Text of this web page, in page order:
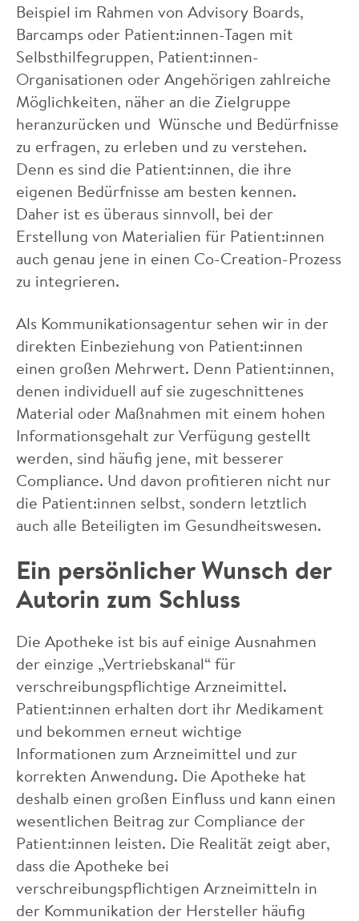
Beispiel im Rahmen von Advisory Boards,
Barcamps oder Patient:innen-Tagen mit
Selbsthilfegruppen, Patient:innen-
Organisationen oder Angehörigen zahlreiche
Möglichkeiten, näher an die Zielgruppe
heranzurücken und Wünsche und Bedürfnisse
zu erfragen, zu erleben und zu verstehen.
Denn es sind die Patient:innen, die ihre
eigenen Bedürfnisse am besten kennen.
Daher ist es überaus sinnvoll, bei der
Erstellung von Materialien für Patient:innen
auch genau jene in einen Co-Creation-Prozess
zu integrieren.
Als Kommunikationsagentur sehen wir in der
direkten Einbeziehung von Patient:innen
einen großen Mehrwert. Denn Patient:innen,
denen individuell auf sie zugeschnittenes
Material oder Maßnahmen mit einem hohen
Informationsgehalt zur Verfügung gestellt
werden, sind häufig jene, mit besserer
Compliance. Und davon profitieren nicht nur
die Patient:innen selbst, sondern letztlich
auch alle Beteiligten im Gesundheitswesen.
Ein persönlicher Wunsch der
Autorin zum Schluss
Die Apotheke ist bis auf einige Ausnahmen
der einzige „Vertriebskanal“ für
verschreibungspflichtige Arzneimittel.
Patient:innen erhalten dort ihr Medikament
und bekommen erneut wichtige
Informationen zum Arzneimittel und zur
korrekten Anwendung. Die Apotheke hat
deshalb einen großen Einfluss und kann einen
wesentlichen Beitrag zur Compliance der
Patient:innen leisten. Die Realität zeigt aber,
dass die Apotheke bei
verschreibungspflichtigen Arzneimitteln in
der Kommunikation der Hersteller häufig